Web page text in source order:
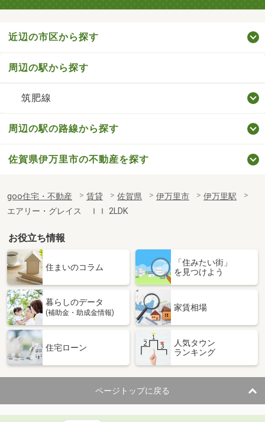
近辺の市区から探す
周辺の駅から探す
筑肥線
周辺の駅の路線から探す
佐賀県伊万里市の不動産を探す
goo住宅・不動産 賃貸 佐賀県 伊万里市
伊万里駅
エアリー・グレイス ＩＩ 2LDK
お役立ち情報
住まいのコラム
「住みたい街」
を見つけよう
暮らしのデータ
(補助金・助成金情報)
家賃相場
住宅ローン
人気タウン
ランキング
ページトップに戻る